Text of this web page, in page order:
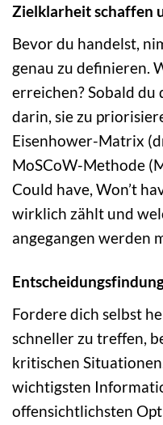
Zielklarheit schaffen
Bevor du handelst,
genau zu definieren.
erreichen? Sobald du
darin, sie zu
Eisenhower-Matrix
MoSCoW-Methode
Could have, Won’t
wirklich zählt und
angegangen werden
Fordere dich selbst
schneller zu treffen,
kritischen
wichtigsten
offensichtlichsten